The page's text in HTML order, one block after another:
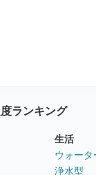
ランキング
生活
ウォー
浄水型